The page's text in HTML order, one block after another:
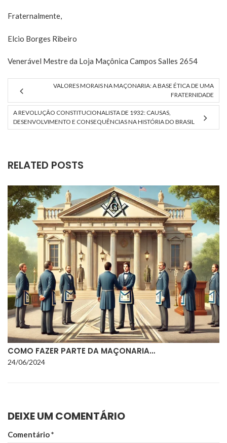
Fraternalmente,
Elcio Borges Ribeiro
Venerável Mestre da Loja Maçônica Campos Salles 2654
VALORES MORAIS NA MAÇONARIA: A BASE ÉTICA DE UMA
FRATERNIDADE
A REVOLUÇÃO CONSTITUCIONALISTA DE 1932: CAUSAS,
DESENVOLVIMENTO E CONSEQUÊNCIAS NA HISTÓRIA DO BRASIL
RELATED POSTS
COMO FAZER PARTE DA MAÇONARIA…
24/06/2024
DEIXE UM COMENTÁRIO
Comentário*